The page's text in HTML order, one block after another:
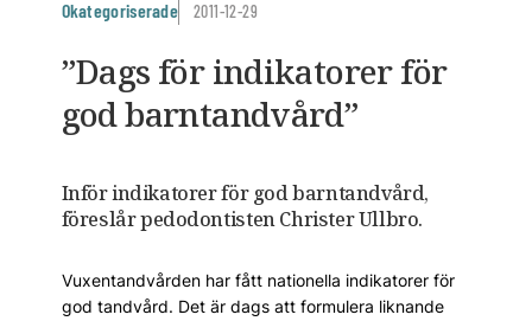
Okategoriserade 2011-12-29
”Dags för indikatorer för
god barntandvård”
Inför indikatorer för god barntandvård,
föreslår pedodontisten Christer Ullbro.
Vuxentandvården har fått nationella indikatorer för
god tandvård. Det är dags att formulera liknande